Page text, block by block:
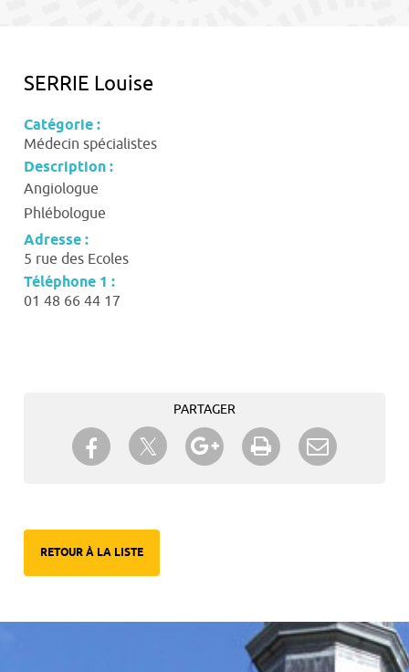
SERRIE Louise
Catégorie :
Médecin spécialistes
Description :
Angiologue
Phlébologue
Adresse :
5 rue des Ecoles
Téléphone 1 :
01 48 66 44 17
PARTAGER
Partager sur Facebook
Partager sur TwitterPartager sur Google+
Imprimer
RETOUR À LA LISTE